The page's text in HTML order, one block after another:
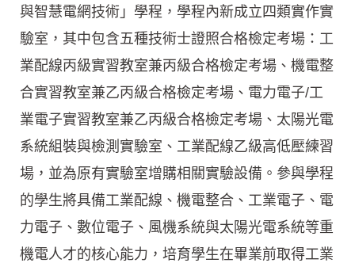
與智慧電網技術」學程，學程內新成立四類實作實
驗室，其中包含五種技術士證照合格檢定考場：工
業配線丙級實習教室兼丙級合格檢定考場、機電整
合實習教室兼乙丙級合格檢定考場、電力電子/工
業電子實習教室兼乙丙級合格檢定考場、太陽光電
系統組裝與檢測實驗室、工業配線乙級高低壓練習
場，並為原有實驗室增購相關實驗設備。參與學程
的學生將具備工業配線、機電整合、工業電子、電
力電子、數位電子、風機系統與太陽光電系統等重
機電人才的核心能力，培育學生在畢業前取得工業